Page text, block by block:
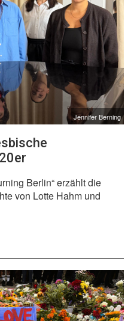
Jennifer Berning
Berlin“ erzählt die
von Lotte Hahm und